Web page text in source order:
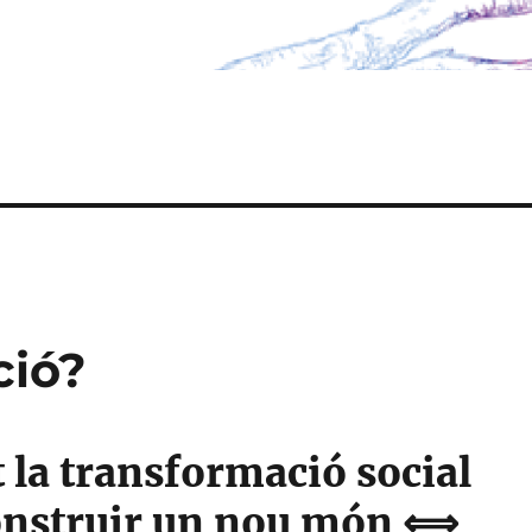
la transformació social